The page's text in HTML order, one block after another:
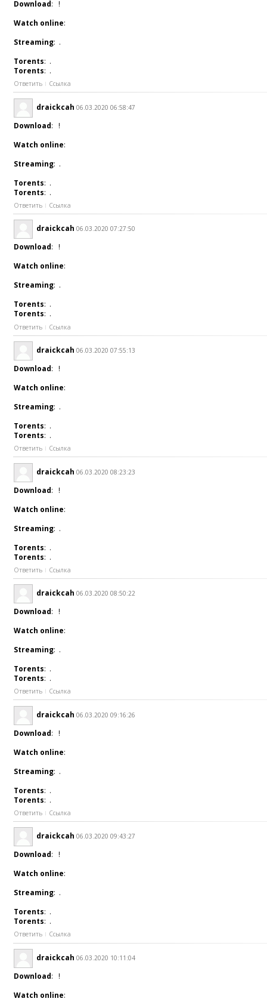
Download: !
Watch online:
Streaming: .
Torents: .
Torents: .
Ответить Ссылка
draickcah 06.03.2020 06:58:47
Download: !
Watch online:
Streaming: .
Torents: .
Torents: .
Ответить Ссылка
draickcah 06.03.2020 07:27:50
Download: !
Watch online:
Streaming: .
Torents: .
Torents: .
Ответить Ссылка
draickcah 06.03.2020 07:55:13
Download: !
Watch online:
Streaming: .
Torents: .
Torents: .
Ответить Ссылка
draickcah 06.03.2020 08:23:23
Download: !
Watch online:
Streaming: .
Torents: .
Torents: .
Ответить Ссылка
draickcah 06.03.2020 08:50:22
Download: !
Watch online:
Streaming: .
Torents: .
Torents: .
Ответить Ссылка
draickcah 06.03.2020 09:16:26
Download: !
Watch online:
Streaming: .
Torents: .
Torents: .
Ответить Ссылка
draickcah 06.03.2020 09:43:27
Download: !
Watch online:
Streaming: .
Torents: .
Torents: .
Ответить Ссылка
draickcah 06.03.2020 10:11:04
Download: !
Watch online: